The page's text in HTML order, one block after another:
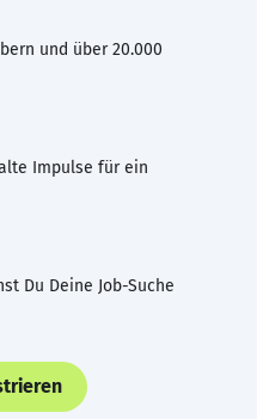
und über 20.000
Impulse für ein
Du Deine Job-Suche